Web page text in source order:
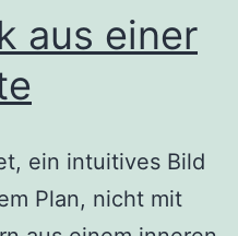
aus einer
ein intuitives Bild
Plan, nicht mit